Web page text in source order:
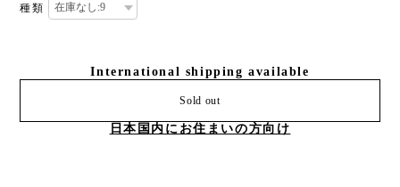
種類
International shipping available
Sold out
日本国内にお住まいの方向け